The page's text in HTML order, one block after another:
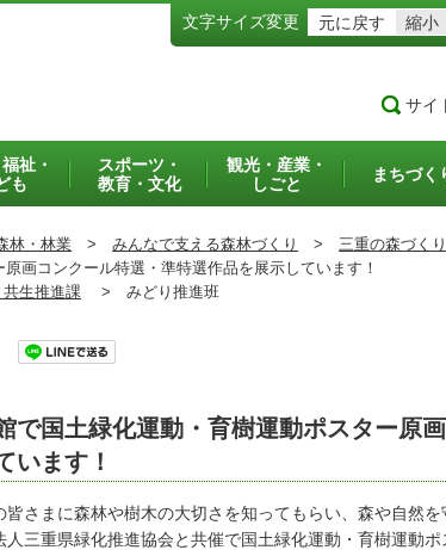
文字サイズ変更 元に戻す 縮小
サイ
祉・
も
スポーツ・
教育・文化
観光・産業・
しごと
まちづく
林・林業 > みんなで支える森林づくり > 三重の森づく
画コンクール特選・準特選作品を展示しています！
共生推進課 > みどり推進班
で国土緑化運動・育樹運動ポスター原
います！
さまに森林や樹木の大切さを知ってもらい、森や自然
人三重県緑化推進協会と共催で国土緑化運動・育樹運動